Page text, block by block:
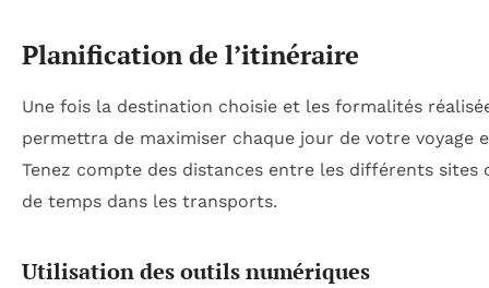
Planification de l’itinéraire
Une fois la destination choisie et les formalités
permettra de maximiser chaque jour de votre voyage
Tenez compte des distances entre les différents
de temps dans les transports.
Utilisation des outils numériques